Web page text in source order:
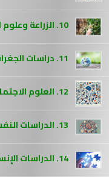
10. الزراعة وعلوم الأغذية
11. دراسات الجغرافيا والبيئية
12. العلوم الاجتماعية
13. الدراسات النفسية
14. الدراسات الإنسانية